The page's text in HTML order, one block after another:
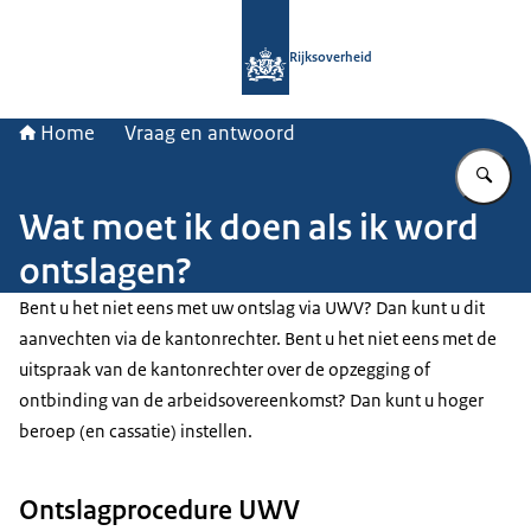
Rijksoverheid
Home Vraag en antwoord
Wat moet ik doen als ik word
ontslagen?
Bent u het niet eens met uw ontslag via UWV? Dan kunt u dit
aanvechten via de kantonrechter. Bent u het niet eens met de
uitspraak van de kantonrechter over de opzegging of
ontbinding van de arbeidsovereenkomst? Dan kunt u hoger
beroep (en cassatie) instellen.
Ontslagprocedure UWV